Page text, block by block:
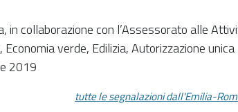
in collaborazione con l’Assessorato alle
verde, Edilizia, Autorizzazione unica
2019
tutte le segnalazioni dall'Emilia-